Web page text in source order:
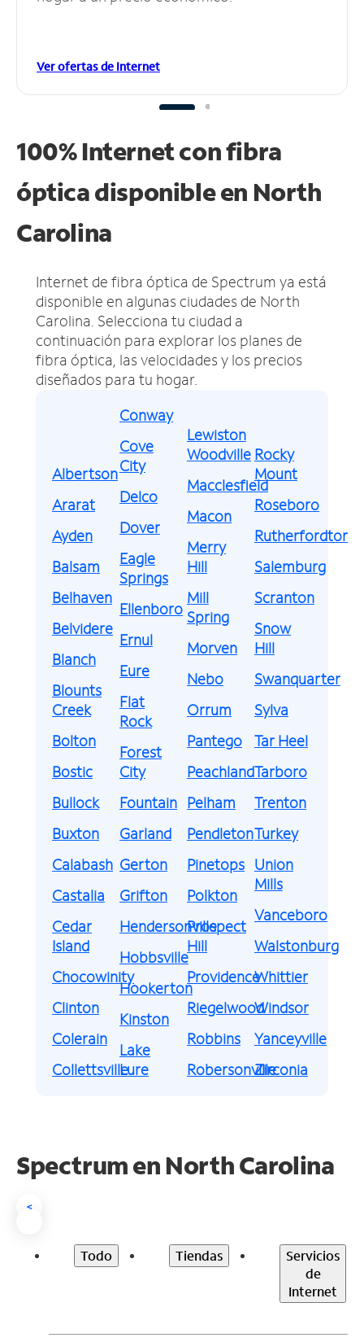
Ver ofertas de Internet
100% Internet con fibra
óptica disponible en North
Carolina
Internet de fibra óptica de Spectrum ya está
disponible en algunas ciudades de North
Carolina. Selecciona tu ciudad a
continuación para explorar los planes de
fibra óptica, las velocidades y los precios
diseñados para tu hogar.
Albertson
Ararat
Ayden
Balsam
Belhaven
Belvidere
Blanch
Blounts
Creek
Bolton
Bostic
Bullock
Buxton
Calabash
Castalia
Cedar
Island
Chocowinity
Clinton
Colerain
Collettsville
Conway
Cove
City
Delco
Dover
Eagle
Springs
Ellenboro
Ernul
Eure
Flat
Rock
Forest
City
Fountain
Garland
Gerton
Grifton
Hendersonville
Hobbsville
Hookerton
Kinston
Lake
Lure
Lewiston
Woodville
Macclesfield
Macon
Merry
Hill
Mill
Spring
Morven
Nebo
Orrum
Pantego
Peachland
Pelham
Pendleton
Pinetops
Polkton
Prospect
Hill
Providence
Riegelwood
Robbins
Robersonville
Rocky
Mount
Roseboro
Rutherfordton
Salemburg
Scranton
Snow
Hill
Swanquarter
Sylva
Tar Heel
Tarboro
Trenton
Turkey
Union
Mills
Vanceboro
Walstonburg
Whittier
Windsor
Yanceyville
Zirconia
Spectrum en North Carolina
<
Todo Tiendas
Servicios
de
Internet